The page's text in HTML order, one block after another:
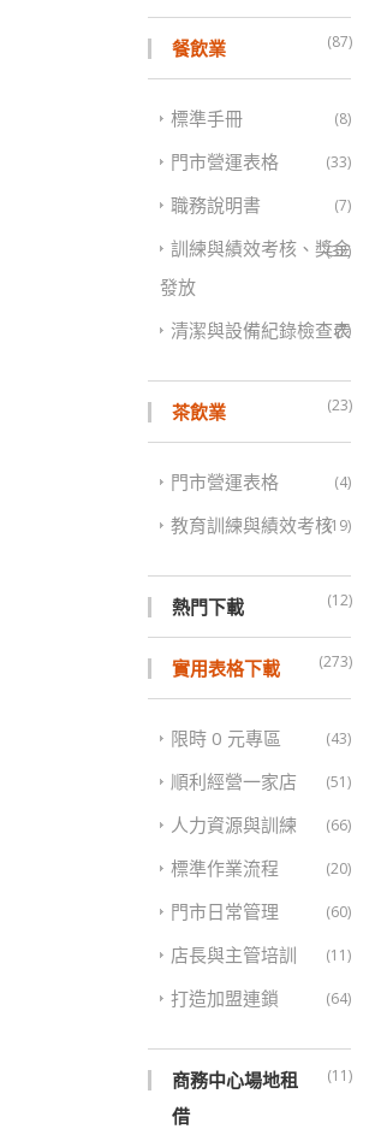
餐飲業 (87)
標準手冊 (8)
門市營運表格 (33)
職務說明書 (7)
訓練與績效考核、獎金
發放
(32)
清潔與設備紀錄檢查表
(7)
茶飲業 (23)
門市營運表格 (4)
教育訓練與績效考核(19)
熱門下載 (12)
實用表格下載 (273)
限時 0 元專區 (43)
順利經營一家店 (51)
人力資源與訓練 (66)
標準作業流程 (20)
門市日常管理 (60)
店長與主管培訓 (11)
打造加盟連鎖 (64)
商務中心場地租
借
(11)